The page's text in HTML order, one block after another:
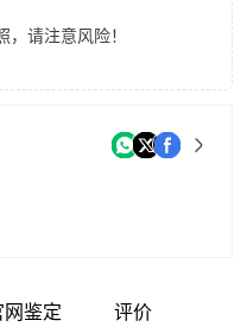
请注意风险！
网鉴定 评价